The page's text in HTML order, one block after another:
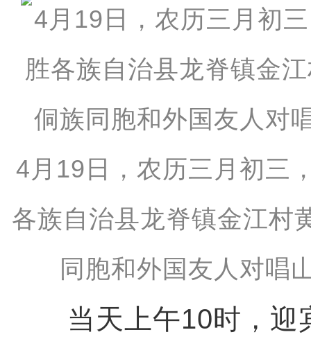
4月19日，农历三月初三
各族自治县龙脊镇金江村
同胞和外国友人对唱
当天上午10时，迎